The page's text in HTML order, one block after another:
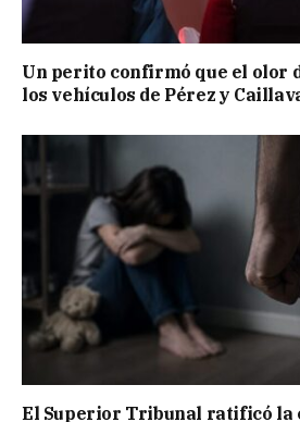
Un perito confirmó que el olor
los vehículos de Pérez y
El Superior Tribunal ratificó la